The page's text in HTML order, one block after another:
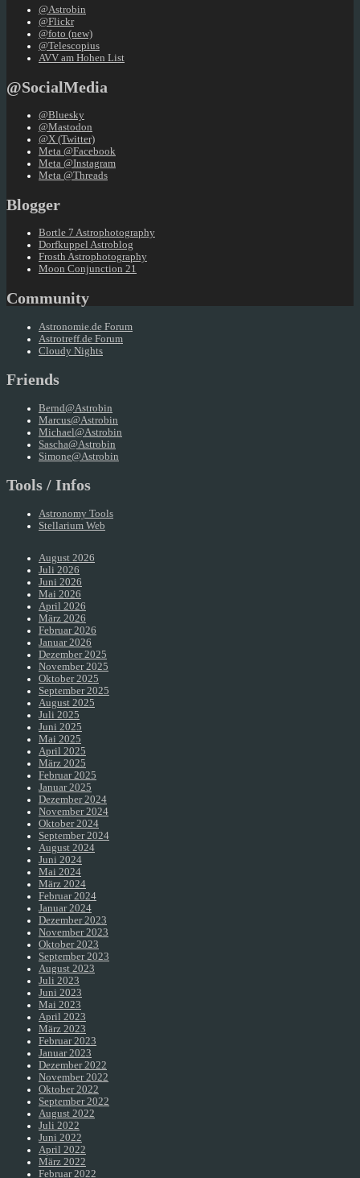
@Astrobin
@Flickr
@foto (new)
@Telescopius
AVV am Hohen List
@SocialMedia
@Bluesky
@Mastodon
@X (Twitter)
Meta @Facebook
Meta @Instagram
Meta @Threads
Blogger
Bortle 7 Astrophotography
Dorfkuppel Astroblog
Frosth Astrophotography
Moon Conjunction 21
Community
Astronomie.de Forum
Astrotreff.de Forum
Cloudy Nights
Friends
Bernd@Astrobin
Marcus@Astrobin
Michael@Astrobin
Sascha@Astrobin
Simone@Astrobin
Tools / Infos
Astronomy Tools
Stellarium Web
August 2026
Juli 2026
Juni 2026
Mai 2026
April 2026
März 2026
Februar 2026
Januar 2026
Dezember 2025
November 2025
Oktober 2025
September 2025
August 2025
Juli 2025
Juni 2025
Mai 2025
April 2025
März 2025
Februar 2025
Januar 2025
Dezember 2024
November 2024
Oktober 2024
September 2024
August 2024
Juni 2024
Mai 2024
März 2024
Februar 2024
Januar 2024
Dezember 2023
November 2023
Oktober 2023
September 2023
August 2023
Juli 2023
Juni 2023
Mai 2023
April 2023
März 2023
Februar 2023
Januar 2023
Dezember 2022
November 2022
Oktober 2022
September 2022
August 2022
Juli 2022
Juni 2022
April 2022
März 2022
Februar 2022